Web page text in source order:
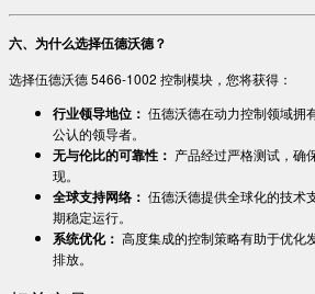
​六、为什么选择伍德沃德？​
选择伍德沃德 5466-1002 控制模块，您将获得：
​行业领导地位：​
伍德沃德在动力控制领域
公认的领导者。
​无与伦比的可靠性：​
产品经过严格测试，确
现。
​全球支持网络：​
伍德沃德提供全球化的技术
期稳定运行。
​系统优化：​
高度集成的控制策略有助于优化
排放。